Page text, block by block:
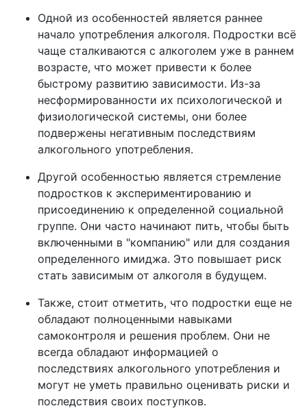
Одной из особенностей является раннее
начало употребления алкоголя. Подростки всё
чаще сталкиваются с алкоголем уже в раннем
возрасте, что может привести к более
быстрому развитию зависимости. Из-за
несформированности их психологической и
физиологической системы, они более
подвержены негативным последствиям
алкогольного употребления.
Другой особенностью является стремление
подростков к экспериментированию и
присоединению к определенной социальной
группе. Они часто начинают пить, чтобы быть
включенными в "компанию" или для создания
определенного имиджа. Это повышает риск
стать зависимым от алкоголя в будущем.
Также, стоит отметить, что подростки еще не
обладают полноценными навыками
самоконтроля и решения проблем. Они не
всегда обладают информацией о
последствиях алкогольного употребления и
могут не уметь правильно оценивать риски и
последствия своих поступков.